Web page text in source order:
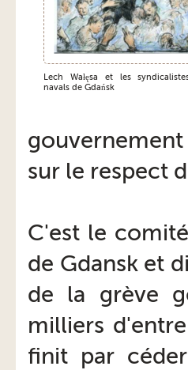
Lech Wałęsa et les
navals de Gdańsk
sur le respect
C'est le
de Gdansk et
de la grève
milliers
finit par